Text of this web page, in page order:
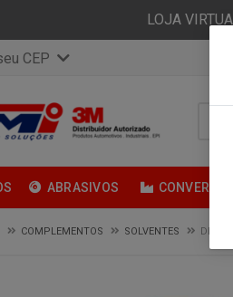
LOJA
CEP
ABRASIVOS CONVERSÃO
COMPLEMENTOS SOLVENTES